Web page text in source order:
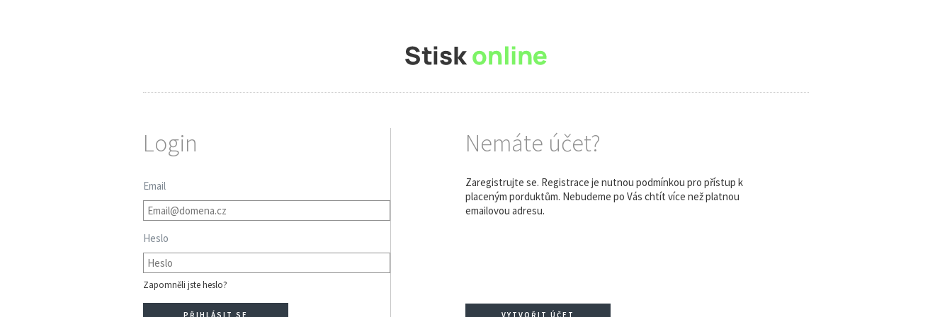
Login
Email
Heslo
Zapomněli jste heslo?
Nemáte účet?
Zaregistrujte se. Registrace je nutnou podmínkou pro přístup k
placeným porduktům. Nebudeme po Vás chtít více než platnou
emailovou adresu.
VYTVOŘIT ÚČET